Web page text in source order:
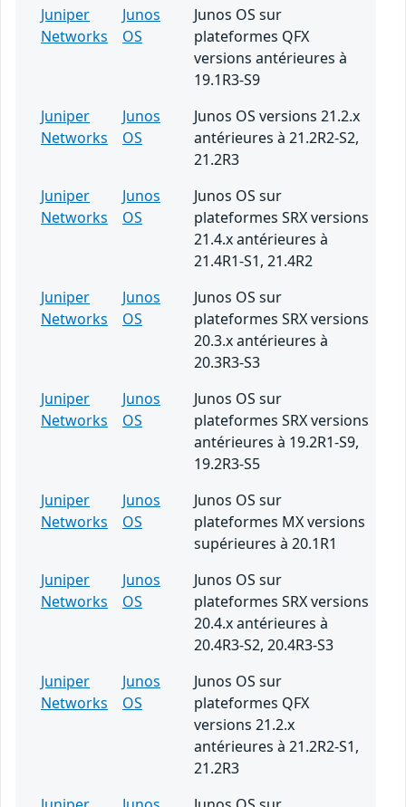
Juniper
Networks
Junos
OS
Junos OS sur
plateformes QFX
versions antérieures à
19.1R3-S9
Juniper
Networks
Junos
OS
Junos OS versions 21.2.x
antérieures à 21.2R2-S2,
21.2R3
Juniper
Networks
Junos
OS
Junos OS sur
plateformes SRX versions
21.4.x antérieures à
21.4R1-S1, 21.4R2
Juniper
Networks
Junos
OS
Junos OS sur
plateformes SRX versions
20.3.x antérieures à
20.3R3-S3
Juniper
Networks
Junos
OS
Junos OS sur
plateformes SRX versions
antérieures à 19.2R1-S9,
19.2R3-S5
Juniper
Networks
Junos
OS
Junos OS sur
plateformes MX versions
supérieures à 20.1R1
Juniper
Networks
Junos
OS
Junos OS sur
plateformes SRX versions
20.4.x antérieures à
20.4R3-S2, 20.4R3-S3
Juniper
Networks
Junos
OS
Junos OS sur
plateformes QFX
versions 21.2.x
antérieures à 21.2R2-S1,
21.2R3